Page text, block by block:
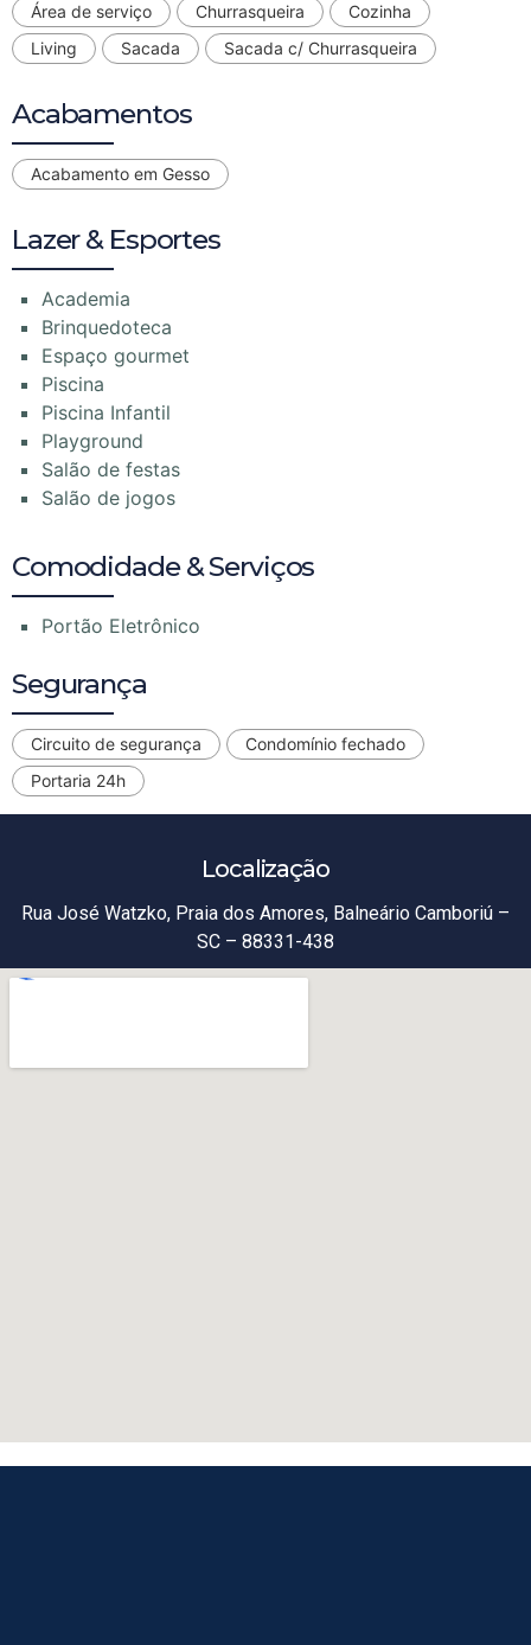
Área de serviço Churrasqueira
Cozinha
Living
Sacada Sacada c/ Churrasqueira
Acabamentos
Acabamento em Gesso
Lazer & Esportes
Academia
Brinquedoteca
Espaço gourmet
Piscina
Piscina Infantil
Playground
Salão de festas
Salão de jogos
Comodidade & Serviços
Portão Eletrônico
Segurança
Circuito de segurança
Condomínio fechado
Portaria 24h
Localização
Rua José Watzko, Praia dos Amores, Balneário Camboriú –
SC – 88331-438